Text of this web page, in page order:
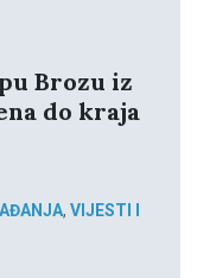
Brozu iz
do kraja
, VIJESTI I